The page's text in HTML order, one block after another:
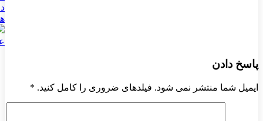
پاسخ دادن
ایمیل شما منتشر نمی شود. فیلدهای ضروری را کامل کنید. *